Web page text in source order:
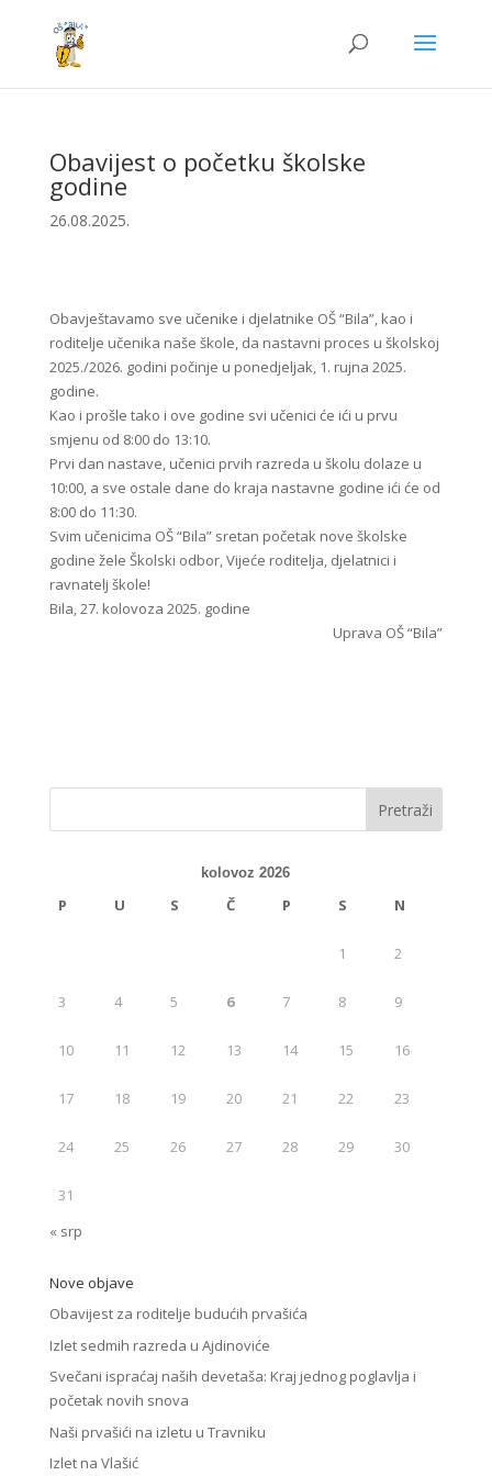
Obavijest o početku školske
godine
26.08.2025.
Obavještavamo sve učenike i djelatnike OŠ “Bila”, kao i
roditelje učenika naše škole, da nastavni proces u školskoj
2025./2026. godini počinje u ponedjeljak, 1. rujna 2025.
godine.
Kao i prošle tako i ove godine svi učenici će ići u prvu
smjenu od 8:00 do 13:10.
Prvi dan nastave, učenici prvih razreda u školu dolaze u
10:00, a sve ostale dane do kraja nastavne godine ići će od
8:00 do 11:30.
Svim učenicima OŠ “Bila” sretan početak nove školske
godine žele Školski odbor, Vijeće roditelja, djelatnici i
ravnatelj škole!
Bila, 27. kolovoza 2025. godine
Uprava OŠ “Bila”
kolovoz 2026
P U S Č P S N
1 2
3 4 5 6 7 8 9
10 11 12 13 14 15 16
17 18 19 20 21 22 23
24 25 26 27 28 29 30
31
« srp
Nove objave
Obavijest za roditelje budućih prvašića
Izlet sedmih razreda u Ajdinoviće
Svečani ispraćaj naših devetaša: Kraj jednog poglavlja i
početak novih snova
Naši prvašići na izletu u Travniku
Izlet na Vlašić